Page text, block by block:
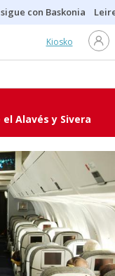
con Baskonia
Kiosko
Alavés y Sivera